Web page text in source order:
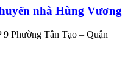
nhà Hùng Vương
Phường Tân Tạo – Quận